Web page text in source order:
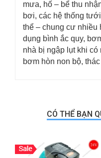
mưa, hố – bể thu
bơi, các hệ thống
thể – chung cư nhiều
dụng bình ắc quy,
nhà bị ngập lụt khi
bơm hòn non bộ,
CÓ THỂ BẠN